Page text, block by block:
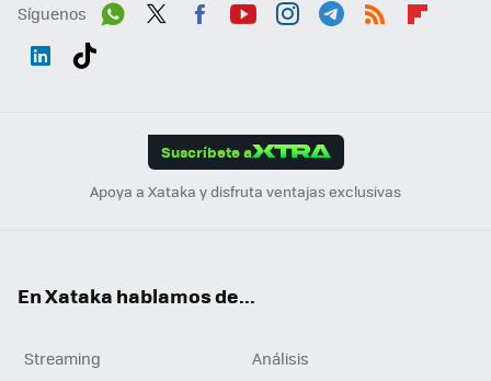
Síguenos
Suscríbete a
Apoya a Xataka y disfruta ventajas exclusivas
En Xataka hablamos de...
Streaming
Análisis